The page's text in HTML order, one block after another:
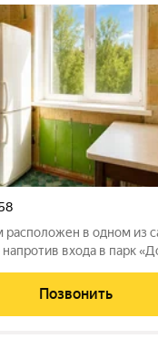
расположен в одном из
площадки, спортивные
атмосфера
Позвонить